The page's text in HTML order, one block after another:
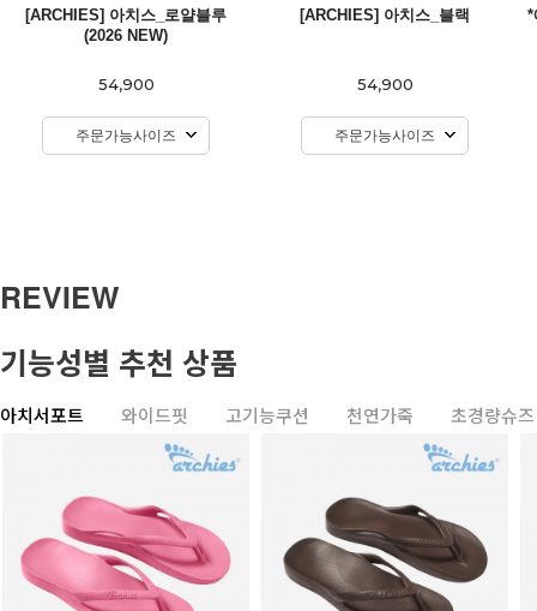
[ARCHIES] 아치스_로얄블루
(2026 NEW)
54,900
주문가능사이즈
[ARCHIES] 아치스_블랙
54,900
주문가능사이즈
*
REVIEW
기능성별 추천 상품
아치서포트 와이드핏 고기능쿠션 천연가죽 초경량슈즈